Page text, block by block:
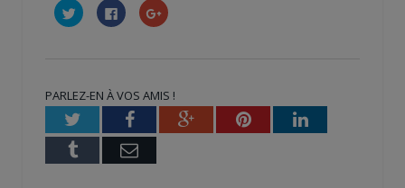
Cliquez
pour
partager
fenêtre)
Cliquez
pour
partager
fenêtre)
Cliquez
pour
nouvelle
fenêtre)
PARLEZ-EN À VOS AMIS !
TwitterFacebookGoogle+PinterestLinkedIn
Tumblr Email